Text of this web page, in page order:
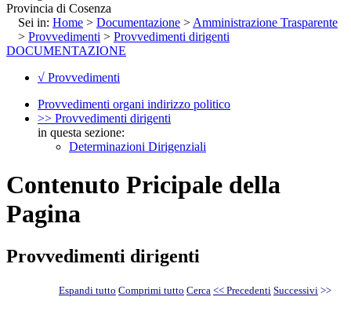
Provincia di Cosenza
Sei in: Home > Documentazione > Amministrazione Trasparente
> Provvedimenti > Provvedimenti dirigenti
DOCUMENTAZIONE
√ Provvedimenti
Provvedimenti organi indirizzo politico
>> Provvedimenti dirigenti
in questa sezione:
Determinazioni Dirigenziali
Contenuto Pricipale della
Pagina
Provvedimenti dirigenti
Espandi tutto Comprimi tutto Cerca << Precedenti Successivi >>